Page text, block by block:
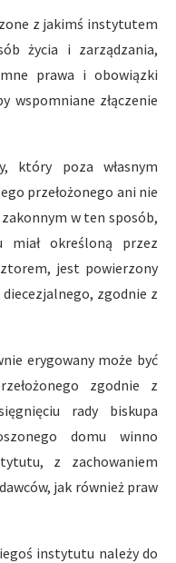
z jakimś instytutem
życia i zarządzania,
prawa i obowiązki
wspomniane złączenie
który poza własnym
przełożonego ani nie
w ten sposób,
miał określoną przez
jest powierzony
zgodnie z
erygowany może być
zgodnie z
rady biskupa
domu winno
z zachowaniem
jak również praw
instytutu należy do